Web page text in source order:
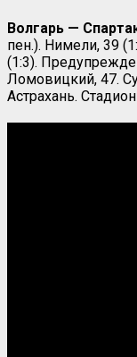
Волгарь —
пен.). Нимели, 39
(1:3).
Ломовицкий, 47.
Астрахань.